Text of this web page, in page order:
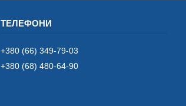
+380 (66) 349-79-03
+380 (68) 480-64-90